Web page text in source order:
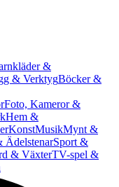
&
& VerktygBöcker &
Foto, Kameror &
Hem &
KonstMusikMynt &
ÄdelstenarSport &
& VäxterTV-spel &